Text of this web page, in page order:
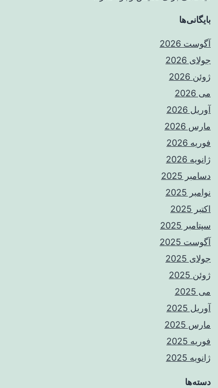
بایگانی‌ها
آگوست 2026
جولای 2026
ژوئن 2026
می 2026
آوریل 2026
مارس 2026
فوریه 2026
ژانویه 2026
دسامبر 2025
نوامبر 2025
اکتبر 2025
سپتامبر 2025
آگوست 2025
جولای 2025
ژوئن 2025
می 2025
آوریل 2025
مارس 2025
فوریه 2025
ژانویه 2025
دسته‌ها